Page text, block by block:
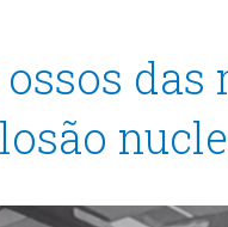
das